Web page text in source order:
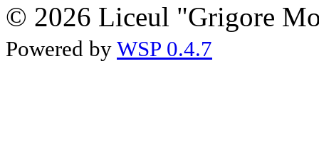
© 2026 Liceul "Grigore
Powered by WSP 0.4.7